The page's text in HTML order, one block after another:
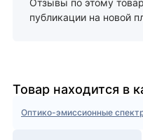
Отзывы по этому
публикации на новой
Товар находится в
Оптико-эмиссионные